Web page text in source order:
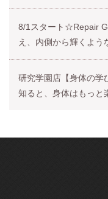
8/1スタート☆Repair
え、内側から輝くよう
研究学園店【身体の学
知ると、身体はもっと